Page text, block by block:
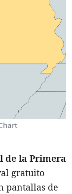
de la Primera
gratuito
pantallas de